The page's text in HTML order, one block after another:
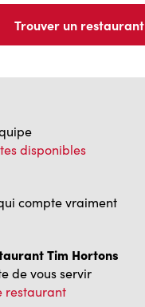
Trouver un restaurant
disponibles
compte vraiment
Tim Hortons
de vous servir
restaurant